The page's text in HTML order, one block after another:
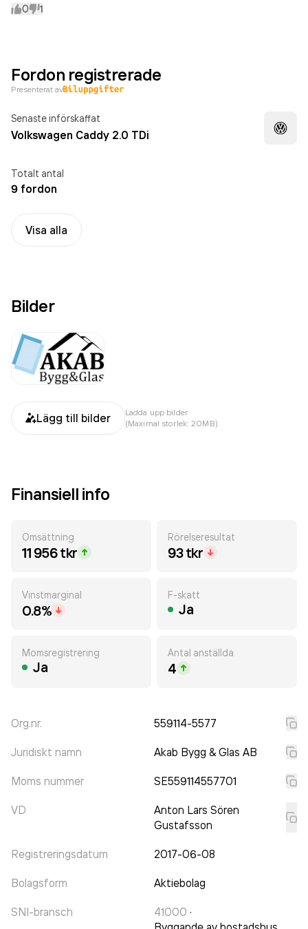
0 1
Fordon registrerade
Presenterat av
Senaste införskaffat
Volkswagen Caddy 2.0 TDi
Totalt antal
9 fordon
Visa alla
Bilder
Lägg till bilder
Ladda upp bilder
(Maximal storlek: 20MB)
Finansiell info
Omsättning
11 956 tkr
Rörelseresultat
93 tkr
Vinstmarginal
0.8%
F-skatt
Ja
Momsregistrering
Ja
Antal anställda
4
Org.nr. 559114-5577
Juridiskt namn Akab Bygg & Glas AB
Moms nummer SE559114557701
VD
Anton Lars Sören
Gustafsson
Registreringsdatum 2017-06-08
Bolagsform Aktiebolag
SNI-bransch 41000 ·